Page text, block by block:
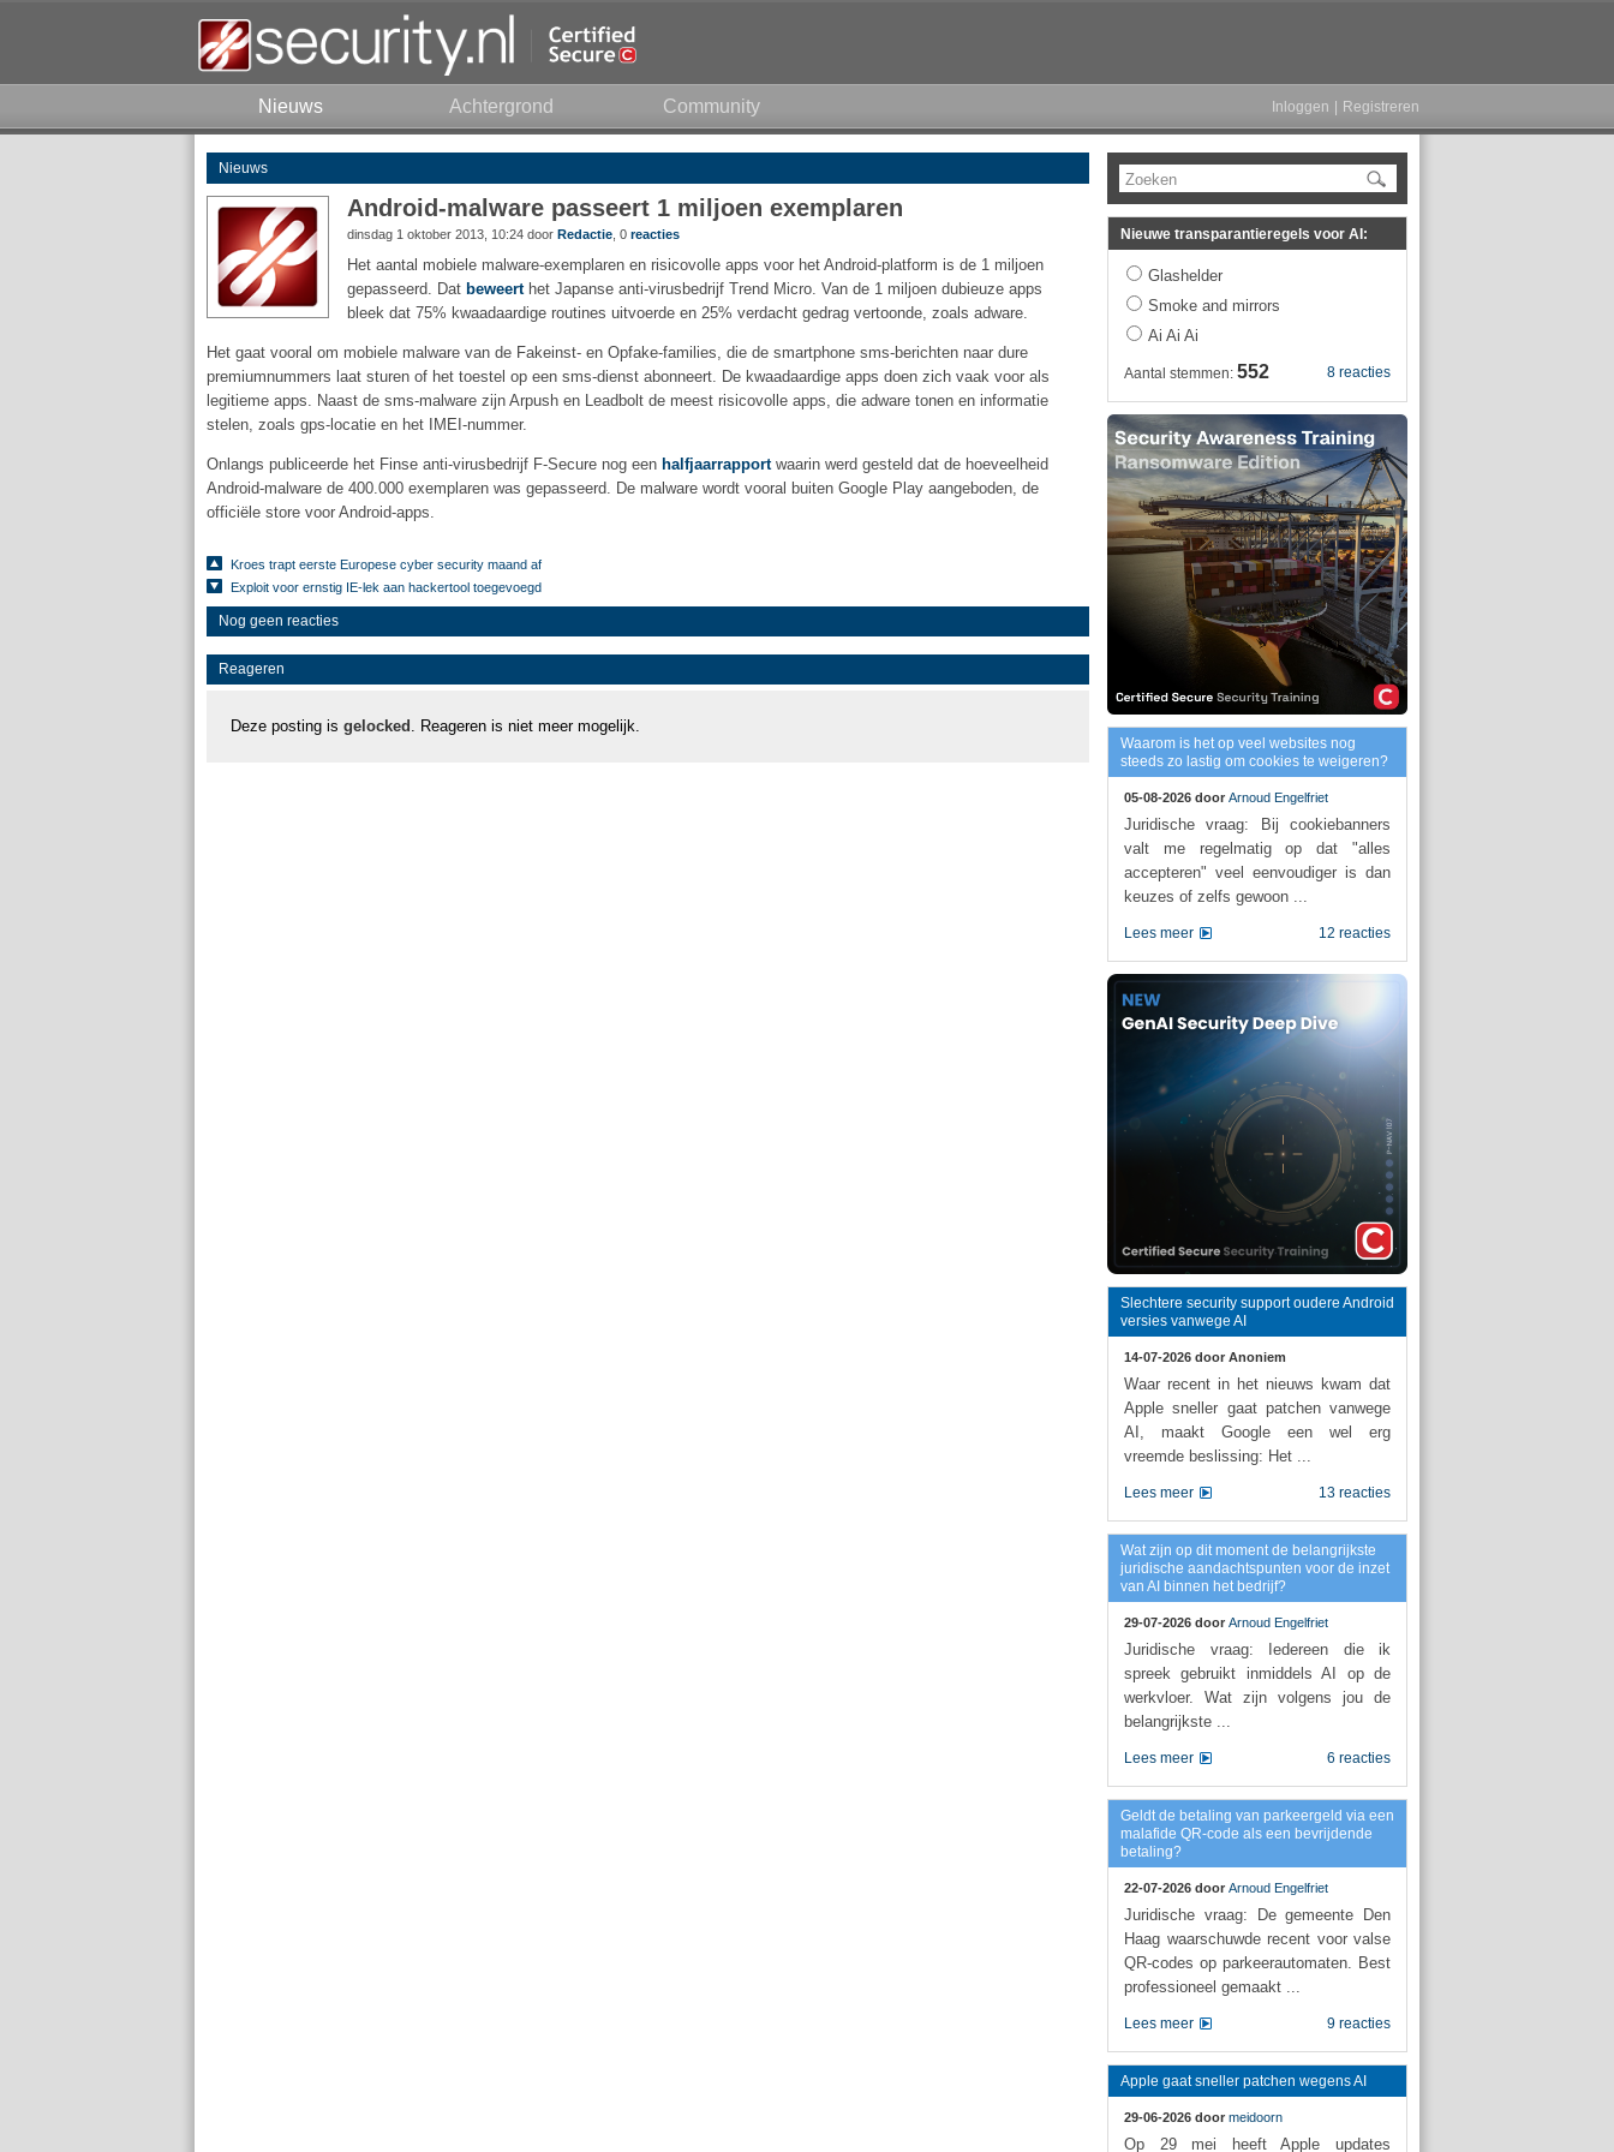
Nieuws Achtergrond Community Inloggen Registreren
Nieuws
Android-malware passeert 1 miljoen exemplaren
dinsdag 1 oktober 2013, 10:24 door Redactie , 0 reacties
Het aantal mobiele malware-exemplaren en risicovolle apps voor het Android-platform is de 1 miljoen
gepasseerd. Dat beweerthet Japanse anti-virusbedrijf Trend Micro. Van de 1 miljoen dubieuze apps
bleek dat 75% kwaadaardige routines uitvoerde en 25% verdacht gedrag vertoonde, zoals adware.
Het gaat vooral om mobiele malware van de Fakeinst- en Opfake-families, die de smartphone sms-berichten naar dure
premiumnummers laat sturen of het toestel op een sms-dienst abonneert. De kwaadaardige apps doen zich vaak voor als
legitieme apps. Naast de sms-malware zijn Arpush en Leadbolt de meest risicovolle apps, die adware tonen en informatie
stelen, zoals gps-locatie en het IMEI-nummer.
Onlangs publiceerde het Finse anti-virusbedrijf F-Secure nog een halfjaarrapportwaarin werd gesteld dat de hoeveelheid
Android-malware de 400.000 exemplaren was gepasseerd. De malware wordt vooral buiten Google Play aangeboden, de
officiële store voor Android-apps.
Kroes trapt eerste Europese cyber security maand af
Exploit voor ernstig IE-lek aan hackertool toegevoegd
Nog geen reacties
Reageren
Deze posting is gelocked . Reageren is niet meer mogelijk.
Zoeken
Nieuwe transparantieregels voor AI:
Glashelder
Smoke and mirrors
Ai Ai Ai
8 reacties
Aantal stemmen: 552
Waarom is het op veel websites nog
steeds zo lastig om cookies te weigeren?
05-08-2026 door Arnoud Engelfriet
Juridische vraag: Bij cookiebanners
valt me regelmatig op dat "alles
accepteren" veel eenvoudiger is dan
keuzes of zelfs gewoon ...
12 reacties
Lees meer
Slechtere security support oudere Android
versies vanwege AI
14-07-2026 door Anoniem
Waar recent in het nieuws kwam dat
Apple sneller gaat patchen vanwege
AI, maakt Google een wel erg
vreemde beslissing: Het ...
13 reacties
Lees meer
Wat zijn op dit moment de belangrijkste
juridische aandachtspunten voor de inzet
van AI binnen het bedrijf?
29-07-2026 door Arnoud Engelfriet
Juridische vraag: Iedereen die ik
spreek gebruikt inmiddels AI op de
werkvloer. Wat zijn volgens jou de
belangrijkste ...
6 reacties
Lees meer
Geldt de betaling van parkeergeld via een
malafide QR-code als een bevrijdende
betaling?
22-07-2026 door Arnoud Engelfriet
Juridische vraag: De gemeente Den
Haag waarschuwde recent voor valse
QR-codes op parkeerautomaten. Best
professioneel gemaakt ...
9 reacties
Lees meer
Apple gaat sneller patchen wegens AI
29-06-2026 door meidoorn
Op 29 mei heeft Apple updates